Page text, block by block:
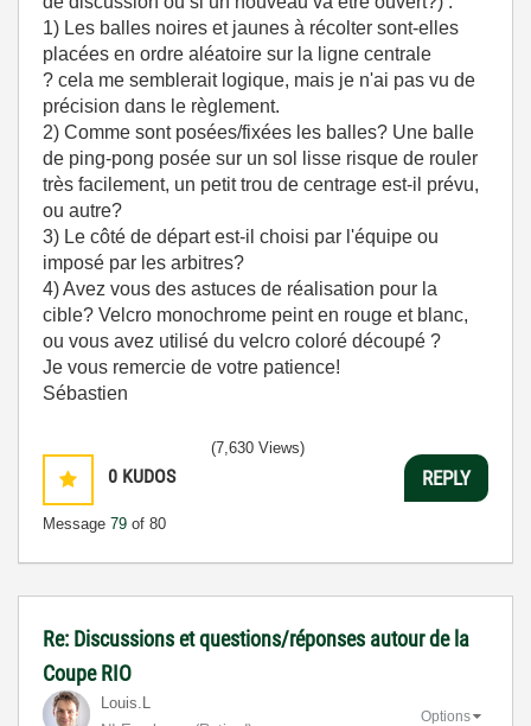
1) Les balles noires et jaunes à récolter sont-elles
placées en ordre aléatoire sur la ligne centrale
? cela me semblerait logique, mais je n'ai pas vu de
précision dans le règlement.
2) Comme sont posées/fixées les balles? Une balle
de ping-pong posée sur un sol lisse risque de rouler
très facilement, un petit trou de centrage est-il prévu,
ou autre?
3) Le côté de départ est-il choisi par l'équipe ou
imposé par les arbitres?
4) Avez vous des astuces de réalisation pour la
cible? Velcro monochrome peint en rouge et blanc,
ou vous avez utilisé du velcro coloré découpé ?
Je vous remercie de votre patience!
Sébastien
0 KUDOS
Message 79 of 80
(7,630 Views)
REPLY
Re: Discussions et questions/réponses autour de la
Coupe RIO
Louis.L
Options